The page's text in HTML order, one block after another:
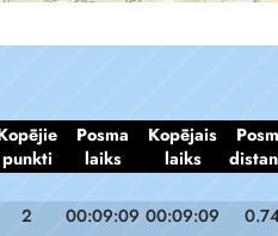
punkti
Posma
laiks
Kopējais
laiks
2 00:09:09 00:09:09